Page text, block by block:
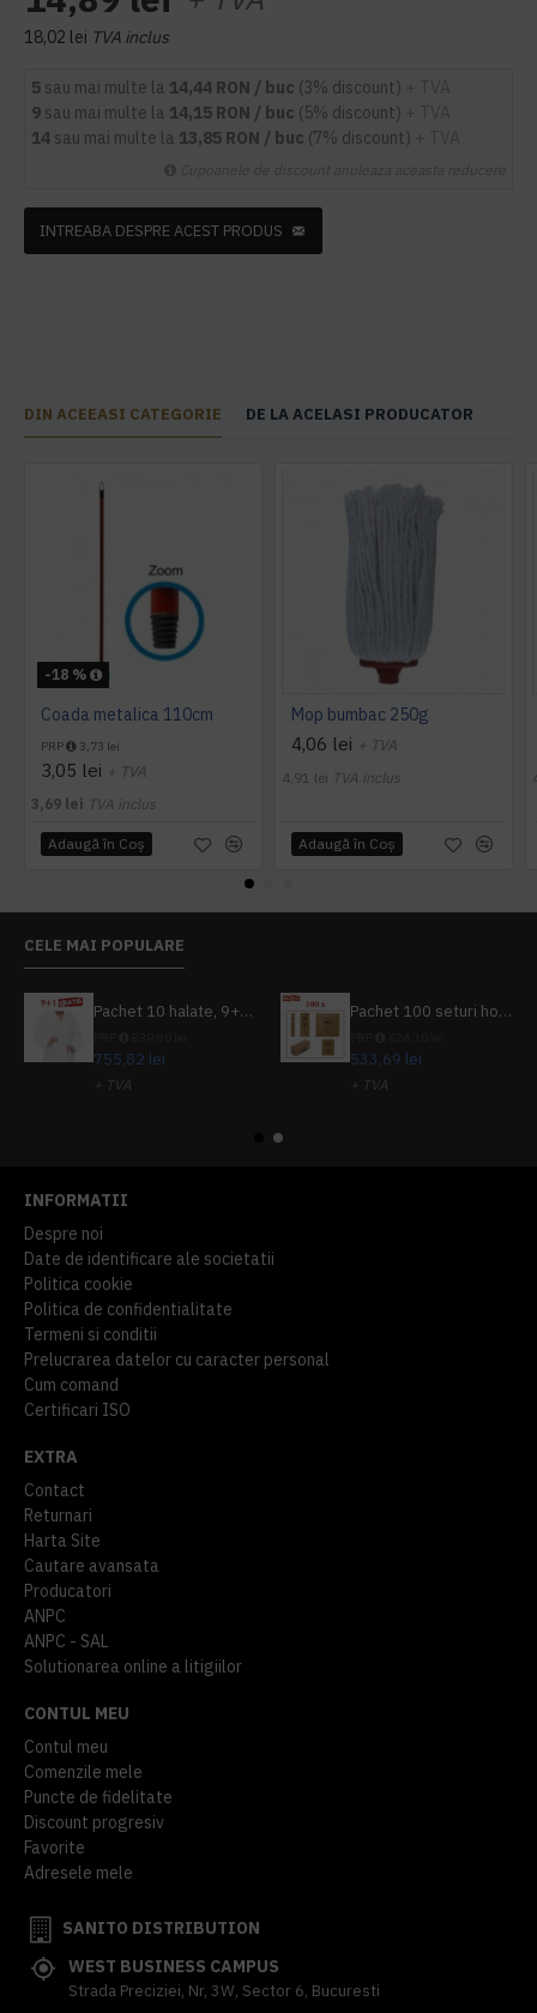
18,02 lei TVA inclus
5 sau mai multe la 14,44 RON / buc (3% discount)
9 sau mai multe la 14,15 RON / buc (5% discount)
14 sau mai multe la 13,85 RON / buc (7% discount)
INTREABA DESPRE ACEST PRODUS
DIN ACEEASI CATEGORIE DE LA ACELASI PRODUCATOR
-18 %
Coada metalica 110cm
PRP 3,73 lei
3,05 lei + TVA
3,69 lei TVA inclus
Adaugă în Coş
Mop bumbac 250g
4,06 lei + TVA
4,91 lei TVA inclus
Adaugă în Coş
CELE MAI POPULARE
Pachet 10 halate, 9+1 gratuit
755,82 lei
+ TVA
Pachet 100 seturi hoteliere, set dentar, set barbierit, casca de dus, pila unghii, set cusut
533,69 lei
+ TVA
INFORMATII
Despre noi
Date de identificare ale societatii
Politica cookie
Politica de confidentialitate
Termeni si conditii
Prelucrarea datelor cu caracter personal
Cum comand
Certificari ISO
EXTRA
Contact
Returnari
Harta Site
Cautare avansata
Producatori
ANPC
ANPC - SAL
Solutionarea online a litigiilor
CONTUL MEU
Contul meu
Comenzile mele
Puncte de fidelitate
Discount progresiv
Favorite
Adresele mele
SANITO DISTRIBUTION
WEST BUSINESS CAMPUS
Strada Preciziei, Nr, 3W, Sector 6, Bucuresti